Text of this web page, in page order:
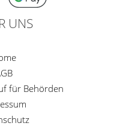
UNS
für Behörden